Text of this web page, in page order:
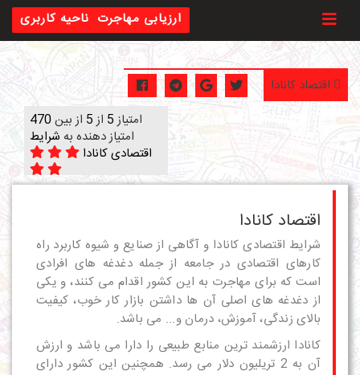
ناحیه کاربری ارزیابی مهاجرت
امتیاز5 از5 از بین 470
امتیاز دهنده به شرایط
اقتصادی کانادا
اقتصاد کانادا
شرایط اقتصادی کانادا و آگاهی از صنایع و شیوه کاربرد راه
کارهای اقتصادی در جامعه از جمله دغدغه های افرادی
است که برای مهاجرت به این کشور اقدام می کنند، و یکی
از دغدغه های اصلی آن ها داشتن بازار کار خوب، کیفیت
بالای زندگی، آموزش، درمان و... می باشد.
کانادا ارزشمند ترین منابع طبیعی را دارا می باشد و ارزش
آن به 2 تریلیون دلار می رسد. همچنین این کشور دارای